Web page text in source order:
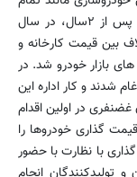
بخش های اقتصادی کشور چندان دوامی نیاورد و پس از ۲سال، در سال
بین قیمت کارخانه و
بازار خودرو شد. در
شدند و کار اداره این
در اولین اقدام
گذاری خودروها را
با نظارت با حضور